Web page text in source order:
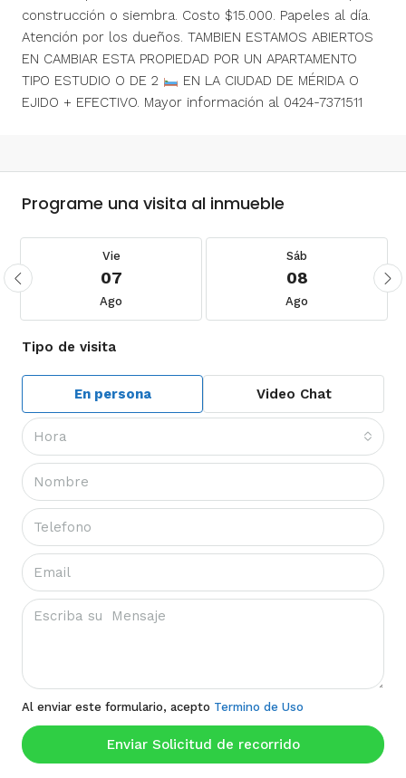
construcción o siembra. Costo $15.000. Papeles al día.
Atención por los dueños. TAMBIEN ESTAMOS ABIERTOS
EN CAMBIAR ESTA PROPIEDAD POR UN APARTAMENTO
TIPO ESTUDIO O DE 2
EN LA CIUDAD DE MÉRIDA O
EJIDO + EFECTIVO. Mayor información al 0424-7371511
Programe una visita al inmueble
Vie
07
Ago
Sáb
08
Ago
Tipo de visita
En persona Video Chat
Hora
Al enviar este formulario, acepto Termino de Uso
Enviar Solicitud de recorrido